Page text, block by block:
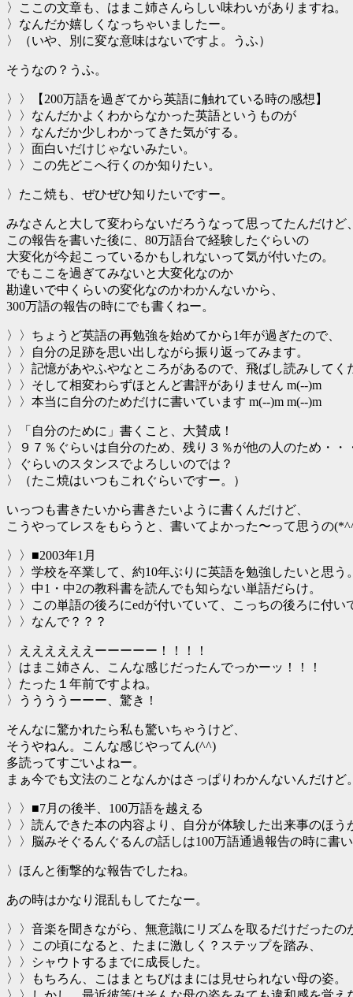
〉ここの文章も、はまこ姉さんらしい味わいがありますね。
〉なんだか嬉しくなっちゃいましたー。
〉（いや、別に変な意味はないですよ。うふ）
そうなの？うふ。
〉〉【200万語を過ぎてから英語に触れている時の感想】
〉〉なんだかよくわからなかった英語というものが
〉〉なんだか少しわかってきた気がする。
〉〉面白いだけじゃないみたい。
〉〉この先どこへ行くのか知りたい。
〉たこ焼も、ぜひぜひ知りたいですー。
みなさんと大して変わらないだろうなって思ってたんだけど、
この報告を書いた後に、80万語台で経験したぐらいの
大変化が今起こっているかもしれないって気が付いたの。
でもここを過ぎてみないと大変化なのか
勘違いで中くらいの変化なのかわかんないから、
300万語の報告の時にでも書くねー。
〉〉ちょうど英語の再勉強を始めてから1年が過ぎたので、
〉〉自分の足跡を思い出しながら振り返ってみます。
〉〉記憶があやふやなところがあるので、飛ばし読みしてく
〉〉そして相変わらずほとんど書評がありません m(--)m
〉〉本当に自分のためだけに書いています m(--)m m(--)m
〉「自分のために」書くこと、大賛成！
〉９７％ぐらいは自分のため、残り３％が他の人のため・・
〉ぐらいのスタンスでよろしいのでは？
〉（たこ焼はいつもこれぐらいですー。）
いっつも書きたいから書きたいように書くんだけど、
こうやってレスをもらうと、書いてよかった〜って思うの
〉〉■2003年1月
〉〉学校を卒業して、約10年ぶりに英語を勉強したいと思う。
〉〉中1・中2の教科書を読んでも知らない単語だらけ。
〉〉この単語の後ろにedが付いていて、こっちの後ろに付い
〉〉なんで？？？
〉ええええええーーーーー！！！！
〉はまこ姉さん、こんな感じだったんでっかーッ！！！
〉たった１年前ですよね。
〉ううううーーー、驚き！
そんなに驚かれたら私も驚いちゃうけど、
そうやねん。こんな感じやってん(^^)
多読ってすごいよねー。
まぁ今でも文法のことなんかはさっぱりわかんないんだけど。
〉〉■7月の後半、100万語を越える
〉〉読んできた本の内容より、自分が体験した出来事のほう
〉〉脳みそぐるんぐるんの話しは100万語通過報告の時に書い
〉ほんと衝撃的な報告でしたね。
あの時はかなり混乱もしてたなー。
〉〉音楽を聞きながら、無意識にリズムを取るだけだったの
〉〉この頃になると、たまに激しく？ステップを踏み、
〉〉シャウトするまでに成長した。
〉〉もちろん、こはまとちびはまには見せられない母の姿。